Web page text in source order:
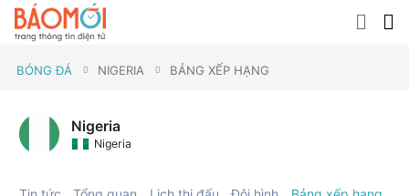
BÓNG ĐÁ NIGERIA BẢNG XẾP HẠNG
Nigeria
Nigeria